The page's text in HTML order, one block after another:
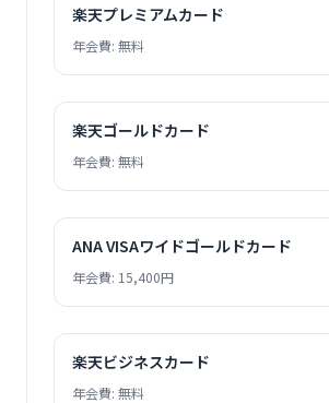
楽天プレミアムカード
年会費: 無料
楽天ゴールドカード
年会費: 無料
ANA VISAワイドゴールドカード
年会費: 15,400円
楽天ビジネスカード
年会費: 無料